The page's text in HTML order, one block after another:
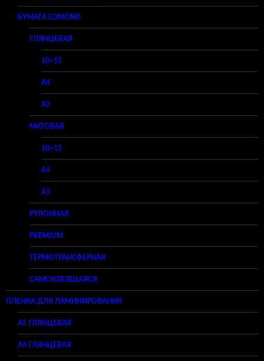
БУМАГА LOMOND
ГЛЯНЦЕВАЯ
10×15
A4
A3
МАТОВАЯ
10×15
A4
A3
РУЛОННАЯ
PREMIUM
ТЕРМОТРАНСФЕРНАЯ
САМОКЛЕЯЩАЯСЯ
ПЛЕНКА ДЛЯ ЛАМИНИРОВАНИЯ
A5 ГЛЯНЦЕВАЯ
А4 ГЛЯНЦЕВАЯ